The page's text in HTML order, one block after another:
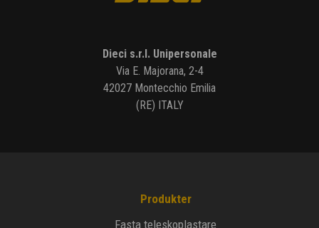
Dieci s.r.l. Unipersonale
Via E. Majorana, 2-4
42027 Montecchio Emilia
(RE) ITALY
Produkter
Fasta teleskoplastare